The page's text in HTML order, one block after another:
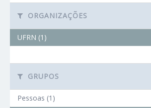
ORGANIZAÇÕES
UFRN (1)
GRUPOS
Pessoas (1)